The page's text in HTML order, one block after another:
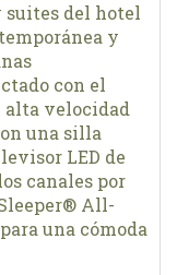
suites del hotel
y
con el
alta velocidad
una silla
LED de
canales por
All-
una cómoda